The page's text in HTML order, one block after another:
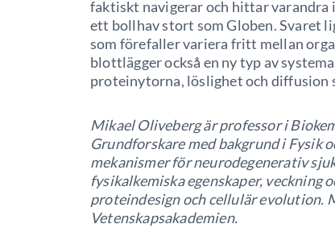
faktiskt navigerar och hittar varandra
ett bollhav stort som Globen. Svaret
som förefaller variera fritt mellan
blottlägger också en ny typ av
proteinytorna, löslighet och diffusion
Mikael Oliveberg är professor i
Grundforskare med bakgrund i Fysik
mekanismer för neurodegenerativ
fysikalkemiska egenskaper, veckning
proteindesign och cellulär evolution.
Vetenskapsakademien.